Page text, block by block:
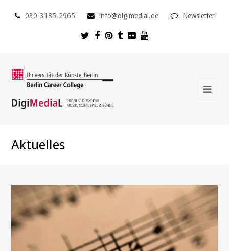
030-3185-2965 info@digimedial.de Newsletter
Aktuelles